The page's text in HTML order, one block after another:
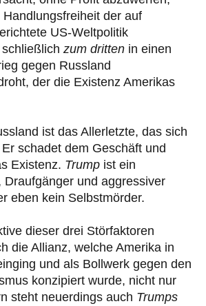
Handlungsfreiheit der auf
US-Weltpolitik
zum dritten in einen
gegen Russland
der die Existenz Amerikas
ist das Allerletzte, das sich
schadet dem Geschäft und
Existenz. Trump ist ein
Draufgänger und aggressiver
eben kein Selbstmörder.
dieser drei Störfaktoren
die Allianz, welche Amerika in
und als Bollwerk gegen den
konzipiert wurde, nicht nur
steht neuerdings auch Trumps